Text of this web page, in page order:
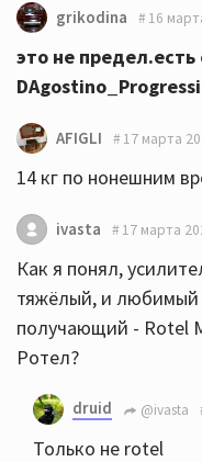
grikodina 16
это не
AFIGLI 17 марта
14 кг по нонешним
ivasta 17 марта
Как я понял,
тяжёлый, и
получающий - Rotel
Ротел?
druid @ivasta
Только не rotel